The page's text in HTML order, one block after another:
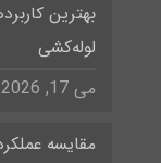
بهترین
لوله‌کشی
می 17, 2026
مقایسه